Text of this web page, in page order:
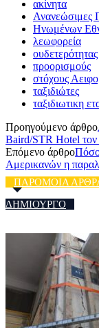
ακίνητα
Ανανεώσιμες
Ηνωμένων
λεωφορεία
προορισμούς
στόχους
ταξιδιώτες
ταξιδιωτικη
Προηγούμενο άρθρο
Baird/STR Hotel τον
Επόμενο άρθροΠόσο
Αμερικανών η
ΠΑΡΟΜΟΙΑ
ΔΗΜΙΟΥΡΓΟ